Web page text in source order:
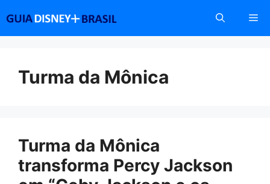
conteúdo
Turma da Mônica
Turma da Mônica
transforma Percy Jackson